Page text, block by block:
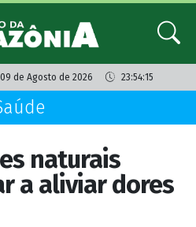
09 de Agosto de 2026 23:54:15
naturais
a aliviar dores